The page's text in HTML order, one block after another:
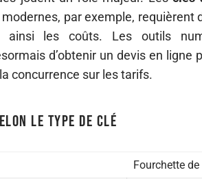
par exemple, requièrent
ainsi les coûts. Les outils
d’obtenir un devis en ligne
concurrence sur les tarifs.
le type de clé
Fourchette